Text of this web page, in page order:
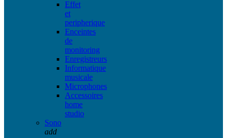
Effet
et
peripherique
Enceintes
de
monitoring
Enregistreurs
Informatique
musicale
Microphones
Accessoires
home
studio
Sono
add